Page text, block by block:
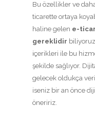
Bu özellikler ve
ticarette ortaya
haline gelen e-
gereklidir
içerikleri ile bu
şekilde sağlıyor.
gelecek oldukça
iseniz bir an önce
öneririz.